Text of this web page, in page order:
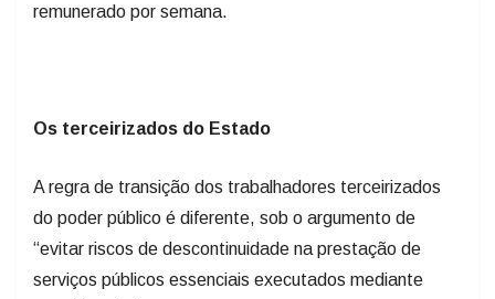
remunerado por semana.
Os terceirizados do Estado
A regra de transição dos trabalhadores terceirizados
do poder público é diferente, sob o argumento de
“evitar riscos de descontinuidade na prestação de
serviços públicos essenciais executados mediante